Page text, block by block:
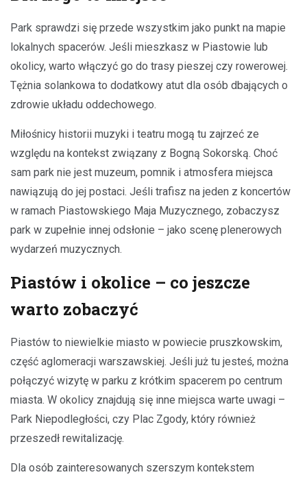
Park sprawdzi się przede wszystkim jako punkt na mapie
lokalnych spacerów. Jeśli mieszkasz w Piastowie lub
okolicy, warto włączyć go do trasy pieszej czy rowerowej.
Tężnia solankowa to dodatkowy atut dla osób dbających o
zdrowie układu oddechowego.
Miłośnicy historii muzyki i teatru mogą tu zajrzeć ze
względu na kontekst związany z Bogną Sokorską. Choć
sam park nie jest muzeum, pomnik i atmosfera miejsca
nawiązują do jej postaci. Jeśli trafisz na jeden z koncertów
w ramach Piastowskiego Maja Muzycznego, zobaczysz
park w zupełnie innej odsłonie – jako scenę plenerowych
wydarzeń muzycznych.
Piastów i okolice – co jeszcze
warto zobaczyć
Piastów to niewielkie miasto w powiecie pruszkowskim,
część aglomeracji warszawskiej. Jeśli już tu jesteś, można
połączyć wizytę w parku z krótkim spacerem po centrum
miasta. W okolicy znajdują się inne miejsca warte uwagi –
Park Niepodległości, czy Plac Zgody, który również
przeszedł rewitalizację.
Dla osób zainteresowanych szerszym kontekstem